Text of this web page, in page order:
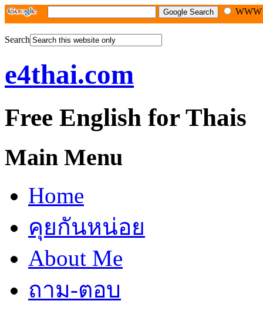
Search
e4thai.com
Free English for Thais
Main Menu
Home
คุยกันหน่อย
About Me
ถาม-ตอบ